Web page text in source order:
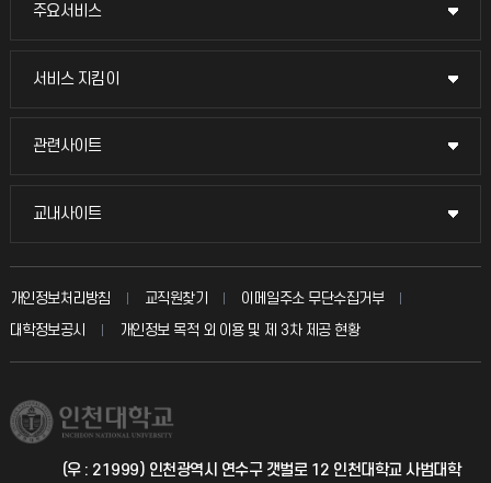
주요서비스
주요서비스
교무회의방송
입학안내
취업정보(학생)
서비스 지킴이
서비스 지킴이
묻고 답하기
칭찬마당
학생서비스 지킴이
관련사이트
관련사이트
국방헬프콜
총동문회
교내사이트
교내사이트
교수회
교육혁신본부
국제지원과
개인정보처리방침 교직원찾기
이메일주소 무단수집거부
대학정보공시
개인정보 목적 외 이용 및 제 3차 제공 현황
(우 : 21999) 인천광역시 연수구 갯벌로 12 인천대학교 사범대학